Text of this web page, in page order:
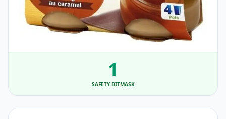
1
SAFETY BITMASK